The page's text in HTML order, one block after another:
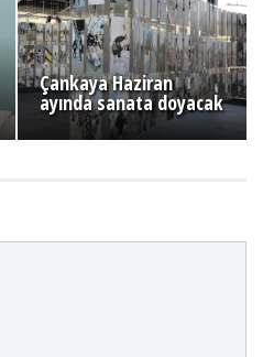
Çankaya Haziran
ayında sanata doyacak